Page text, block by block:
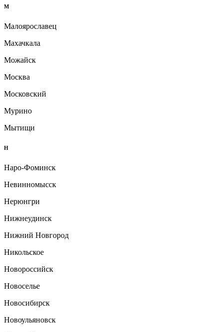
М
Малоярославец
Махачкала
Можайск
Москва
Московский
Мурино
Мытищи
Н
Наро-Фоминск
Невинномысск
Нерюнгри
Нижнеудинск
Нижний Новгород
Никольское
Новороссийск
Новоселье
Новосибирск
Новоульяновск